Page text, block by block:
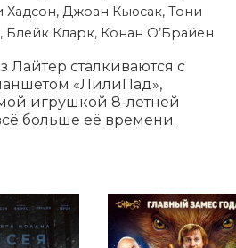
Хадсон, Джоан Кьюсак, Тони
Блейк Кларк, Конан О’Брайен
Лайтер сталкиваются с
«ЛилиПад»,
игрушкой 8-летней
больше её времени.